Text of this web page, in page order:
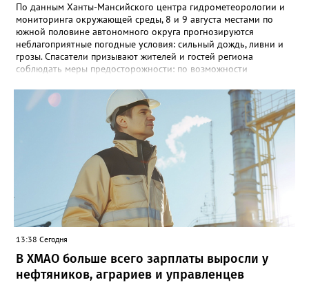
По данным Ханты-Мансийского центра гидрометеорологии и
мониторинга окружающей среды, 8 и 9 августа местами по
южной половине автономного округа прогнозируются
неблагоприятные погодные условия: сильный дождь, ливни и
грозы. Спасатели призывают жителей и гостей региона
соблюдать меры предосторожности: по возможности
под деревьями и слабоукреплёнными конструкциями, а также
быть внимательными на дорогах из-за ухудшения видимости и
риска аквапланирования. При возникновении чрезвычайных
ситуаций немедленно звоните по единому номеру экстренных
13:38 Сегодня
В ХМАО больше всего зарплаты выросли у
нефтяников, аграриев и управленцев